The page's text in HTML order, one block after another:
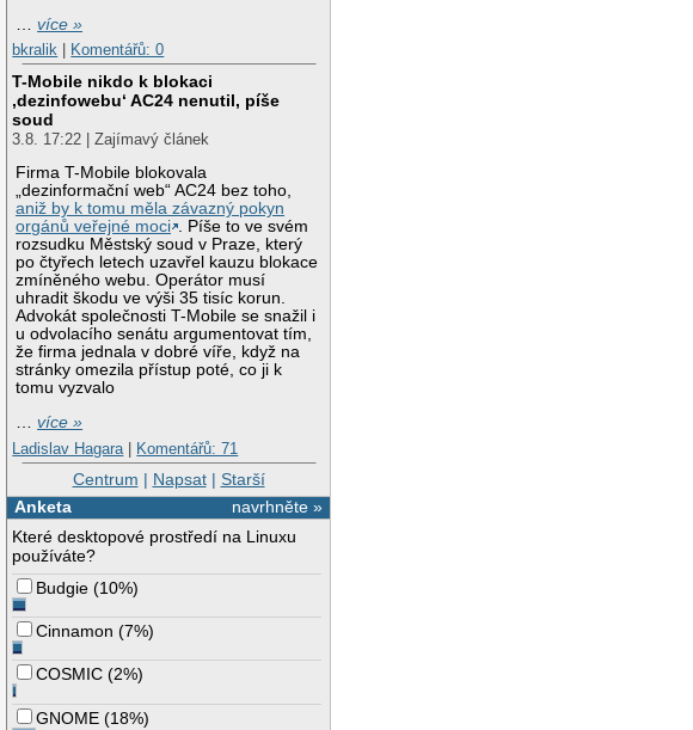
…více »
bkralik
Komentářů: 0
T-Mobile nikdo k blokaci
‚dezinfowebu‘ AC24 nenutil, píše
soud
3.8. 17:22 | Zajímavý článek
Firma T-Mobile blokovala
„dezinformační web“ AC24 bez toho,
aniž by k tomu měla závazný pokyn
orgánů veřejné moci . Píše to ve svém
rozsudku Městský soud v Praze, který
po čtyřech letech uzavřel kauzu blokace
zmíněného webu. Operátor musí
uhradit škodu ve výši 35 tisíc korun.
Advokát společnosti T-Mobile se snažil i
u odvolacího senátu argumentovat tím,
že firma jednala v dobré víře, když na
stránky omezila přístup poté, co ji k
tomu vyzvalo
…více »
Ladislav Hagara | Komentářů: 71
Centrum | Napsat| Starší
navrhněte »
Anketa
Které desktopové prostředí na Linuxu
používáte?
Budgie (10%)
Cinnamon (7%)
COSMIC (2%)
GNOME (18%)